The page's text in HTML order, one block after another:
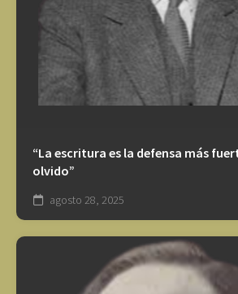
“La escritura es la defensa más
olvido”
agosto 28, 2025